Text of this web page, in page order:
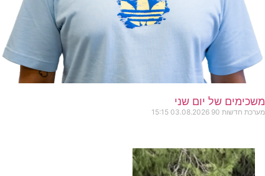
משכימים של יום שני
מערכת חדשות 90 03.08.2026
15:15